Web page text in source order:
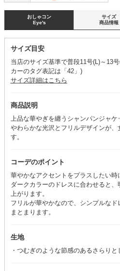
おしゃコン
Eye's
サイズ目安
当店のサイズ基準で普段11号(L)～13
カーのタグ表記は「42」)
サイズ詳細はこちら
商品説明
上品な華やぎを纏うシャンパンジャケ
やわらかな光沢とフリルデザインが、
す。
コーデのポイント
華やかなアクセントをプラスしたい時
ダークカラーのドレスに合わせると
上がります。
フリルが華やかなので、シンプルなド
まとまります。
生地
・つむぎのような節感のあるさらり
サイズ
商品情報